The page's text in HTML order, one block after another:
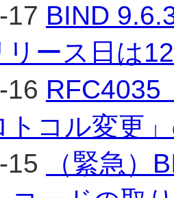
17 BIND
リース日は
16 RFC4035
トコル変更
15
（緊急）